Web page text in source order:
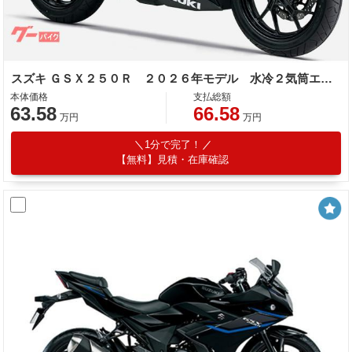
スズキ ＧＳＸ２５０Ｒ ２０２６年モデル 水冷２気筒エンジン
本体価格
63.58 万円
支払総額
66.58 万円
1分で完了！
【無料】見積・在庫確認